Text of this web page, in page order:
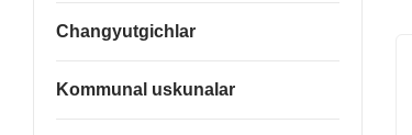
Changyutgichlar
Kommunal uskunalar